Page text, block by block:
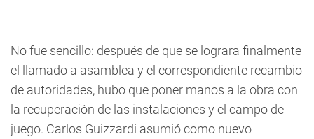
No fue sencillo: después de que se lograra finalmente
el llamado a asamblea y el correspondiente recambio
de autoridades, hubo que poner manos a la obra con
la recuperación de las instalaciones y el campo de
juego. Carlos Guizzardi asumió como nuevo